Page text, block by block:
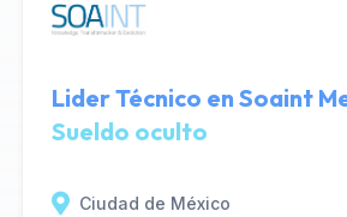
Lider Técnico en Soaint
Sueldo oculto
Ciudad de México